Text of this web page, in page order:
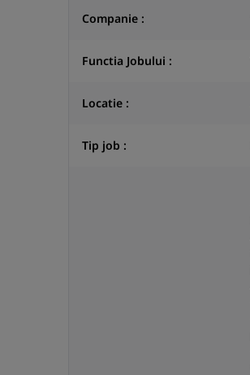
Companie :
Functia Jobului :
Locatie :
Tip job :